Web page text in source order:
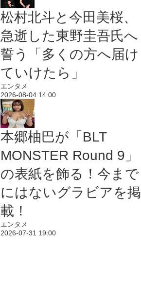
松村北斗と今田美桜、
急逝した東野圭吾氏へ
誓う「多くの方へ届け
ていけたら」
エンタメ
2026-08-04 14:00
本郷柚巴が「BLT
MONSTER Round 9」
の表紙を飾る！今まで
にはないグラビアを掲
載！
エンタメ
2026-07-31 19:00